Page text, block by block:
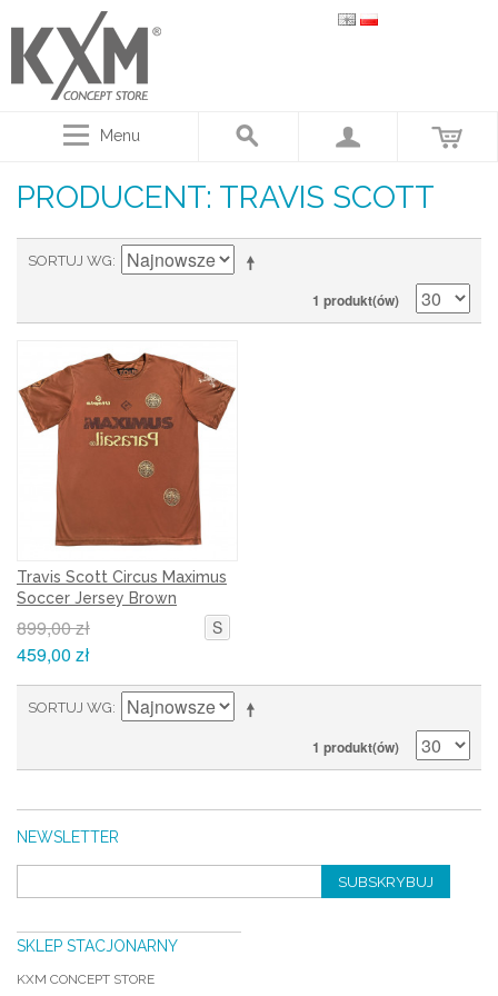
Menu
PRODUCENT: TRAVIS SCOTT
SORTUJ WG
1 produkt(ów)
Travis Scott Circus Maximus
Soccer Jersey Brown
S
899,00 zł
459,00 zł
SORTUJ WG
1 produkt(ów)
NEWSLETTER
SUBSKRYBUJ
SKLEP STACJONARNY
KXM CONCEPT STORE